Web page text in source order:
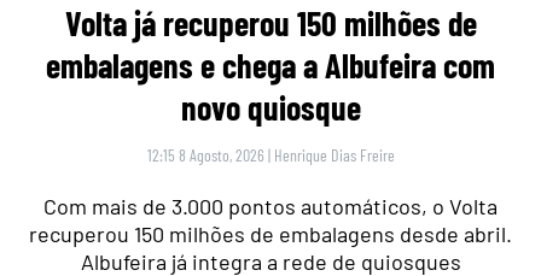
Volta já recuperou 150 milhões de
embalagens e chega a Albufeira com
novo quiosque
12:15 8 Agosto, 2026 | Henrique Dias Freire
Com mais de 3.000 pontos automáticos, o Volta
recuperou 150 milhões de embalagens desde abril.
Albufeira já integra a rede de quiosques